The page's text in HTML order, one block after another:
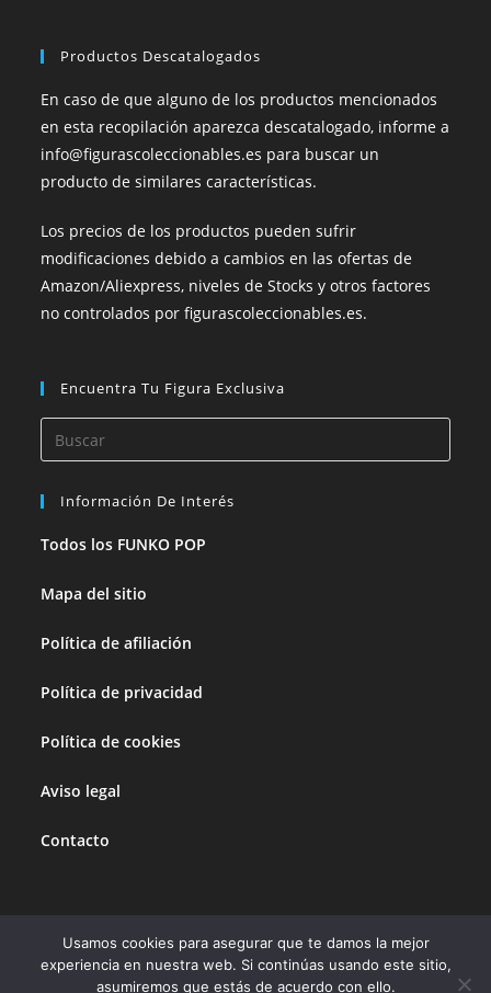
Productos Descatalogados
En caso de que alguno de los productos mencionados
en esta recopilación aparezca descatalogado, informe a
info@figurascoleccionables.es para buscar un
producto de similares características.
Los precios de los productos pueden sufrir
modificaciones debido a cambios en las ofertas de
Amazon/Aliexpress, niveles de Stocks y otros factores
no controlados por figurascoleccionables.es.
Encuentra Tu Figura Exclusiva
Información De Interés
Todos los FUNKO POP
Mapa del sitio
Política de afiliación
Política de privacidad
Política de cookies
Aviso legal
Contacto
Esta página no vende productos directamente. Todos sus enlaces están
dirigidos a Amazon, la empresa vendedora. Los precios de los productos
Usamos cookies para asegurar que te damos la mejor
experiencia en nuestra web. Si continúas usando este sitio,
asumiremos que estás de acuerdo con ello.